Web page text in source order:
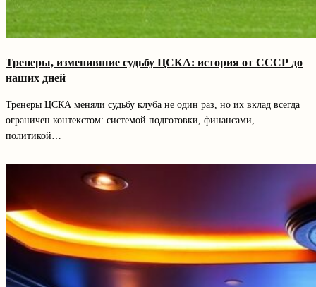
Тренеры, изменившие судьбу ЦСКА: история от СССР до
наших дней
Тренеры ЦСКА меняли судьбу клуба не один раз, но их вклад всегда
ограничен контекстом: системой подготовки, финансами,
политикой…